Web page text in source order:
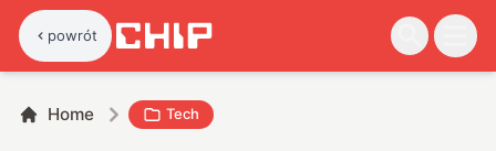
powrót
Home Tech